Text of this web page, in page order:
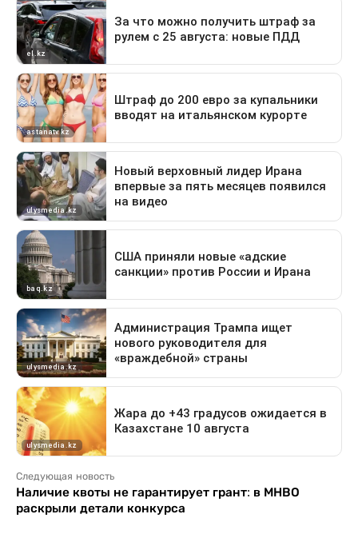
Следующая новость
Наличие квоты не гарантирует грант: в МНВО
раскрыли детали конкурса